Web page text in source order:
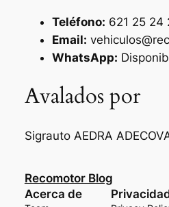
Teléfono: 621 25 24
Email:
WhatsApp:
Avalados por
Sigrauto AEDRA
Recomotor Blog
Acerca de